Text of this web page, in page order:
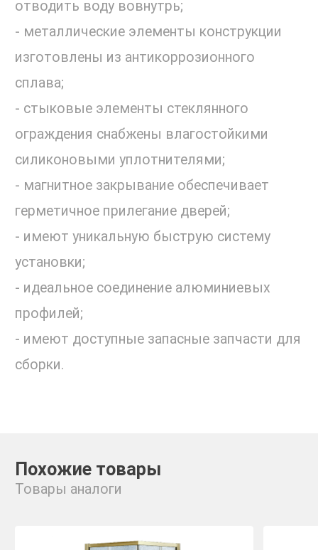
отводить воду вовнутрь;
- металлические элементы конструкции
изготовлены из антикоррозионного
сплава;
- стыковые элементы стеклянного
ограждения снабжены влагостойкими
силиконовыми уплотнителями;
- магнитное закрывание обеспечивает
герметичное прилегание дверей;
- имеют уникальную быструю систему
установки;
- идеальное соединение алюминиевых
профилей;
- имеют доступные запасные запчасти для
сборки.
Похожие товары
Товары аналоги